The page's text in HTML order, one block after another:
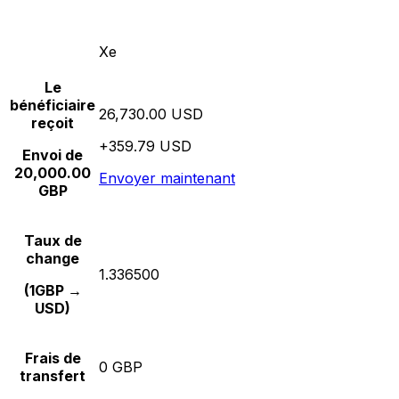
Xe
Le
bénéficiaire
reçoit
Envoi de
20,000.00
GBP
26,730.00 USD
+359.79 USD
Envoyer maintenant
Taux de
change
(1GBP →
USD)
1.336500
Frais de
transfert
0 GBP